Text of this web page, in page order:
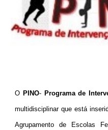
O PINO- Programa de
multidisciplinar que está
Agrupamento de Escolas